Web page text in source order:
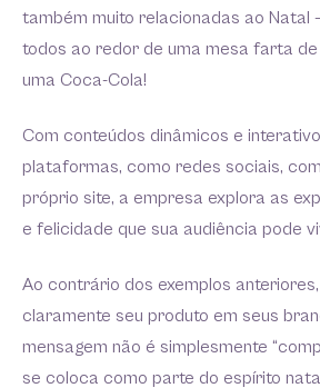
também muito relacionadas ao Natal
todos ao redor de uma mesa farta
uma Coca-Cola!
Com conteúdos dinâmicos e
plataformas, como redes sociais,
próprio site, a empresa explora as
e felicidade que sua audiência pode
Ao contrário dos exemplos
claramente seu produto em seus
mensagem não é simplesmente
se coloca como parte do espírito